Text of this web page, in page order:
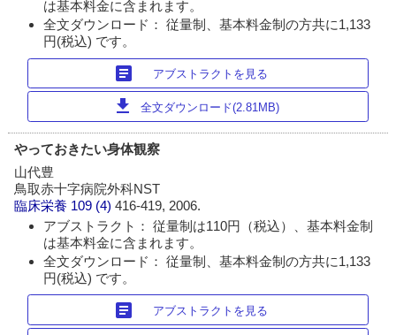
は基本料金に含まれます。
全文ダウンロード： 従量制、基本料金制の方共に1,133
円(税込) です。
article アブストラクトを見る
download 全文ダウンロード(2.81MB)
やっておきたい身体観察
山代豊
鳥取赤十字病院外科NST
臨床栄養 109 (4)416-419, 2006.
アブストラクト： 従量制は110円（税込）、基本料金制
は基本料金に含まれます。
全文ダウンロード： 従量制、基本料金制の方共に1,133
円(税込) です。
article アブストラクトを見る